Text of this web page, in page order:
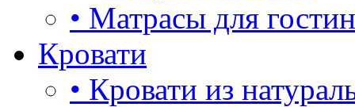
• Матрасы для
Кровати
• Кровати из